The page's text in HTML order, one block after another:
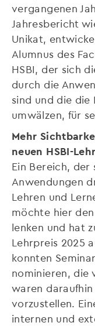
vergangenen
Jahresbericht
Unikat,
Alumnus des
HSBI, der sich
durch die
sind und die
umwälzen, für
Mehr
neuen HSBI-
Ein Bereich, der
Anwendungen
Lehren und
möchte hier
lenken und hat
Lehrpreis 2025
konnten
nominieren, die
waren
vorzustellen.
internen und